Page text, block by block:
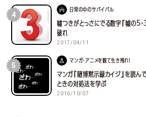
4
日常の中のサバイバル
嘘つきがとっさにでる数字『嘘の5
破れ
2017/04/11
5
マンガ・アニメを観て生き残れ！
マンガ『賭博黙示録カイジ』を読ん
ときの対処法を学ぶ
2016/10/07